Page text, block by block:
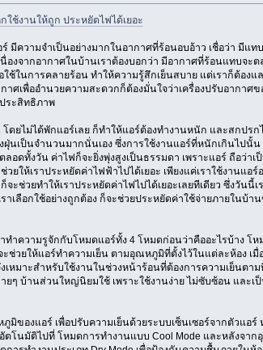
ใช้งานให้ถูก ประหยัดไฟได้เยอะ
ร์ มีความจำเป็นอย่างมากในอากาศที่ร้อนอบอ้าว เชื่อว่า มีแ
องจากอากาศในบ้านเราต้องบอกว่า มีอากาศที่ร้อนแทบจะต
ช้ในการคลายร้อน ทำให้ความรู้สึกเย็นสบาย แต่เราก็ต้องแ
าศเพื่ออำนวยความสะดวกก็ต้องมั่นใจว่าเครื่องปรับอากาศข
ระสิทธิภาพ
ยไม่ได้พักแอร์เลย ก็ทำให้แอร์ต้องทำงานหนัก และสกปรกไ
ฝุ่นเป็นจำนวนมากนั่นเอง ซึ่งการใช้งานแอร์ที่หนักเกินไปนั้น
อดทั้งวัน ค่าไฟก็จะยิ่งพุ่งสูงเป็นธรรมดา เพราะแอร์ ถือว่าเ
ให้เราประหยัดค่าไฟฟ้าไปได้เยอะ เพียงแค่เราใช้งานแอร์
ะช่วยทำให้เราประหยัดค่าไฟไปได้เยอะเลยทีเดียว ซึ่งวันนี้เ
เลือกใช้อย่างถูกต้อง ก็จะช่วยประหยัดค่าใช้จ่ายภายในบ้าน
ทำความรูจักกับโหมดแอร์ทั้ง 4 โหมดก่อนว่าคืออะไรบ้าง โ
ช่วยให้แอร์ทำความเย็น ตามอุณหภูมิที่ตั้งไว้ในแต่ละห้อง เมื่
หมาะสำหรับใช้งานในช่วงหน้าร้อนที่ต้องการความเย็นตา
ยๆ บ้านส่วนใหญ่นิยมใช้ เพราะใช้งานง่าย ไม่ซับซ้อน และเ
ของแอร์ เพื่อปรับความเย็นด้วยระบบเซ็นเซอร์จากตัวแอร์
ตโนมัติไปที่ โหมดการทำงานแบบ Cool Mode และหลังจาก